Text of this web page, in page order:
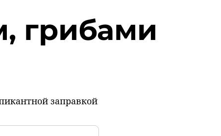
грибами
заправкой